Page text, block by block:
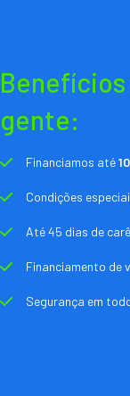
gente:
Financiamos até
Condições
Até 45 dias de
Financiamento de
Segurança em